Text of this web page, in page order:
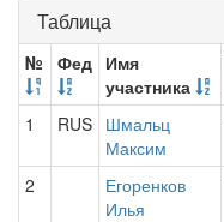
Таблица
№ Фед Имя
участника
1
RUS Шмальц
Максим
2
Егоренков
Илья